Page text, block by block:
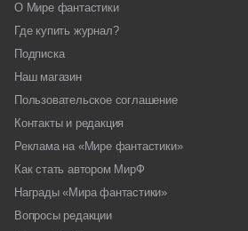
О Мире фантастики
Где купить журнал?
Подписка
Наш магазин
Пользовательское соглашение
Контакты и редакция
Реклама на «Мире фантастики»
Как стать автором МирФ
Награды «Мира фантастики»
Вопросы редакции